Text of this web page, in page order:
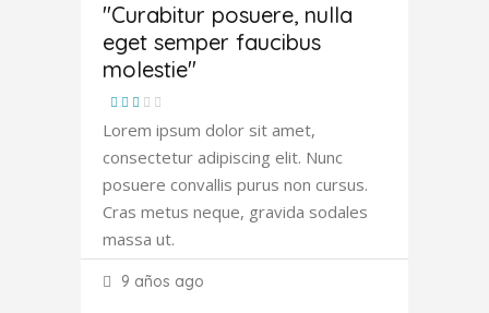
"Curabitur posuere, nulla
eget semper faucibus
molestie"
Lorem ipsum dolor sit amet,
consectetur adipiscing elit. Nunc
posuere convallis purus non cursus.
Cras metus neque, gravida sodales
massa ut.
9 años ago